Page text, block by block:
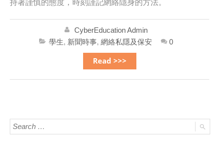
持著謹慎的態度，時刻謹記網絡隱身的方法。
CyberEducation Admin
學生, 新聞時事, 網絡私隱及保安 0
Read >>>